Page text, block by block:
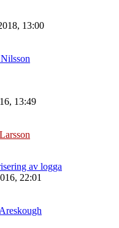
13:00
13:49
av logga
22:01